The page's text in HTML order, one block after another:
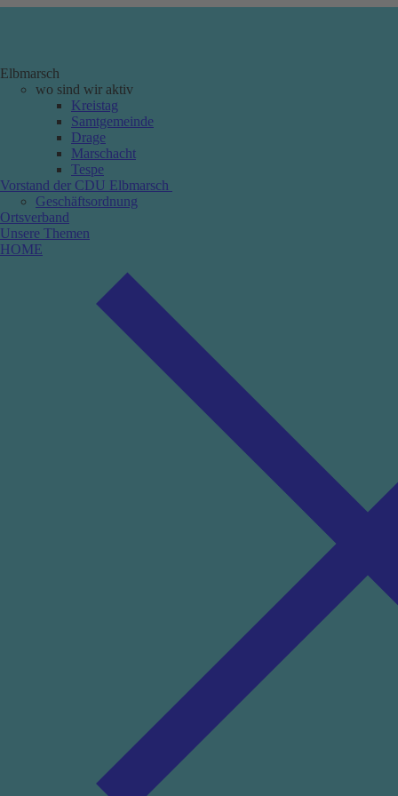
Elbmarsch
wo sind wir aktiv
Kreistag
Samtgemeinde
Drage
Marschacht
Tespe
Vorstand der CDU Elbmarsch
Geschäftsordnung
Ortsverband
Unsere Themen
HOME